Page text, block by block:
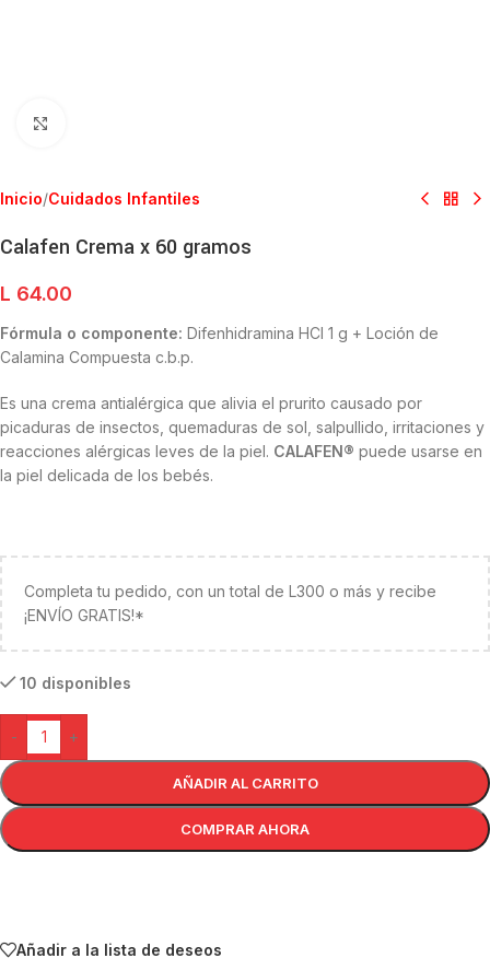
Inicio/Cuidados Infantiles
Calafen Crema x 60 gramos
L 64.00
Fórmula o componente: Difenhidramina HCl 1 g + Loción de
Calamina Compuesta c.b.p.
Es una crema antialérgica que alivia el prurito causado por
picaduras de insectos, quemaduras de sol, salpullido, irritaciones y
reacciones alérgicas leves de la piel. CALAFEN® puede usarse en
la piel delicada de los bebés.
Completa tu pedido, con un total de L300 o más y recibe
¡ENVÍO GRATIS!*
10 disponibles
- +
AÑADIR AL CARRITO
COMPRAR AHORA
Añadir a la lista de deseos